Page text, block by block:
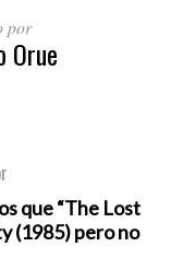
por
Orue
que “The Lost
(1985) pero no